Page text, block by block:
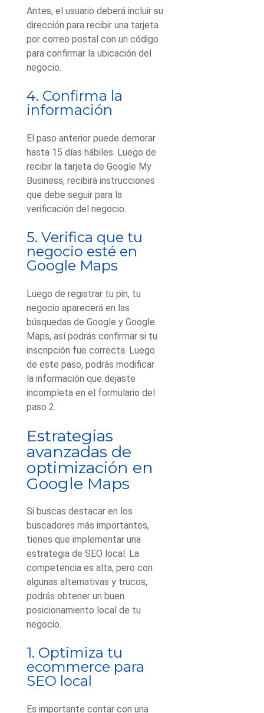
Antes, el usuario deberá incluir su
dirección para recibir una tarjeta
por correo postal con un código
para confirmar la ubicación del
negocio.
4. Confirma la
información
El paso anterior puede demorar
hasta 15 días hábiles. Luego de
recibir la tarjeta de Google My
Business, recibirá instrucciones
que debe seguir para la
verificación del negocio.
5. Verifica que tu
negocio esté en
Google Maps
Luego de registrar tu pin, tu
negocio aparecerá en las
búsquedas de Google y Google
Maps, así podrás confirmar si tu
inscripción fue correcta. Luego
de este paso, podrás modificar
la información que dejaste
incompleta en el formulario del
paso 2.
Estrategias
avanzadas de
optimización en
Google Maps
Si buscas destacar en los
buscadores más importantes,
tienes que implementar una
estrategia de SEO local. La
competencia es alta, pero con
algunas alternativas y trucos,
podrás obtener un buen
posicionamiento local de tu
negocio.
1. Optimiza tu
ecommerce para
SEO local
Es importante contar con una